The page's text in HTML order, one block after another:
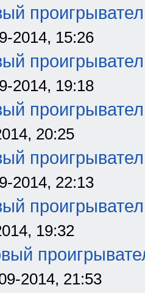
2014, 15:26
2014, 19:18
20:25
2014, 22:13
19:32
2014, 21:53